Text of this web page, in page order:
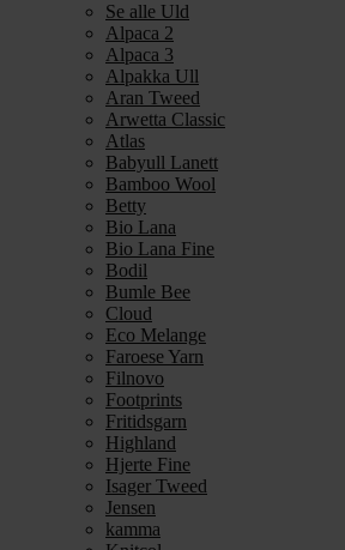
Se alle Uld
Alpaca 2
Alpaca 3
Alpakka Ull
Aran Tweed
Arwetta Classic
Atlas
Babyull Lanett
Bamboo Wool
Betty
Bio Lana
Bio Lana Fine
Bodil
Bumle Bee
Cloud
Eco Melange
Faroese Yarn
Filnovo
Footprints
Fritidsgarn
Highland
Hjerte Fine
Isager Tweed
Jensen
kamma